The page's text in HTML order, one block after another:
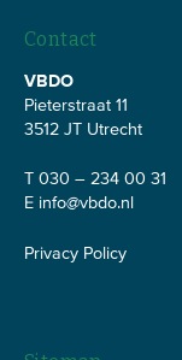
Contact
VBDO
Pieterstraat 11
3512 JT Utrecht
T 030 – 234 00 31
E info@vbdo.nl
Privacy Policy